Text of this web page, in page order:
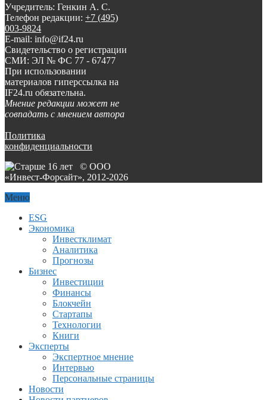
Учредитель: Генкин А. С.
Телефон редакции: +7 (495)
003-9824
E-mail: info@if24.ru
Свидетельство о регистрации
СМИ: ЭЛ № ФС 77 - 67477
При использовании
материалов гиперссылка на
IF24.ru обязательна.
Мнение редакции может не
совпадать с мнением автора
Политика
конфиденциальности
© ООО
«Инвест-Форсайт», 2012-2026
Меню
ESG
Экономика
Инвестклимат
Аналитика
Прогнозы
Бизнес
Инвестиции
Финансы
Блокчейн
Стартапы
Технологии
Книги
Эксперты
Экспертное мнение
Интервью
Персональные страницы
Новости